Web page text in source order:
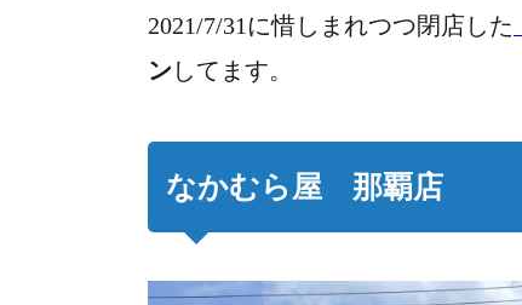
2021/7/31に惜しまれつつ閉店した
ンしてます。
なかむら屋 那覇店